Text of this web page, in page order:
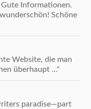
Gute Informationen.
Schöne
Website, die man
überhaupt ..."
paradise—part